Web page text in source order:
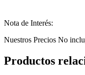
Nota de Interés:
Nuestros Precios No
Productos